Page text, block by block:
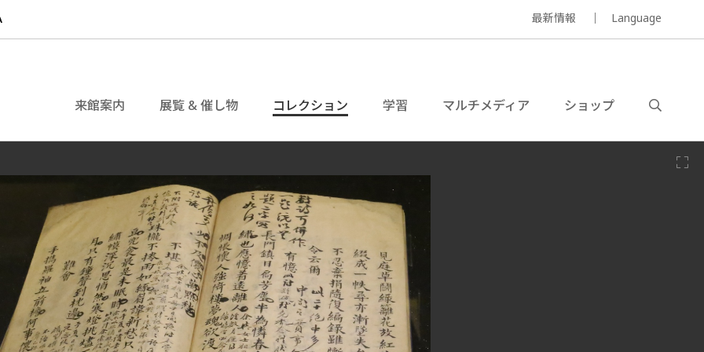
最新情報 Language
来館案内 展覧 & 催し物 コレクション 学習 マルチメディア ショップ